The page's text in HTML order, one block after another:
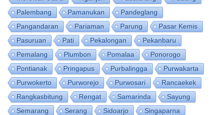
Palembang
Pamanukan
Pandeglang
Pangandaran
Pariaman Parung
Pasar Kemis
Pasuruan
Pati Pekalongan
Pekanbaru
Pemalang
Plumbon Pomalaa
Ponorogo
Pontianak
Pringapus Purbalingga
Purwakarta
Purwokerto
Purworejo Purwosari
Rancaekek
Rangkasbitung
Rengat Samarinda
Sayung
Semarang
Serang Sidoarjo
Singaparna